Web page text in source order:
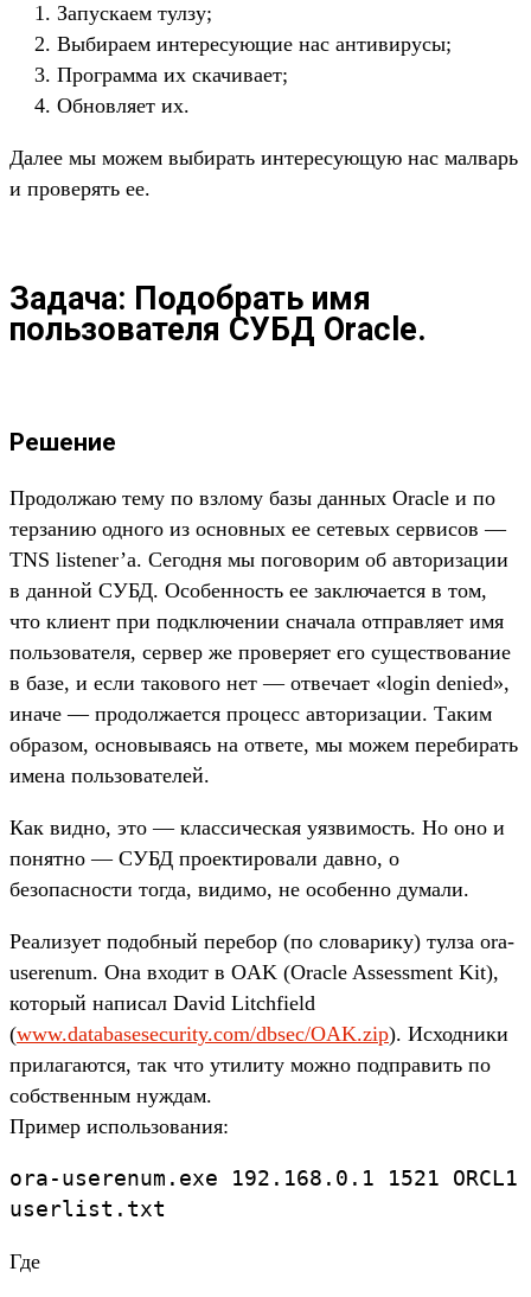
Запускаем тулзу;
Выбираем интересующие нас антивирусы;
Программа их скачивает;
Обновляет их.
Далее мы можем выбирать интересующую нас малварь
и проверять ее.
Задача: Подобрать имя
пользователя СУБД Oracle.
Решение
Продолжаю тему по взлому базы данных Oracle и по
терзанию одного из основных ее сетевых сервисов —
TNS listener’а. Сегодня мы поговорим об авторизации
в данной СУБД. Особенность ее заключается в том,
что клиент при подключении сначала отправляет имя
пользователя, сервер же проверяет его существование
в базе, и если такового нет — отвечает «login denied»,
иначе — продолжается процесс авторизации. Таким
образом, основываясь на ответе, мы можем перебирать
имена пользователей.
Как видно, это — классическая уязвимость. Но оно и
понятно — СУБД проектировали давно, о
безопасности тогда, видимо, не особенно думали.
Реализует подобный перебор (по словарику) тулза ora-
userenum. Она входит в OAK (Oracle Assessment Kit),
который написал David Litchfield
(www.databasesecurity.com/dbsec/OAK.zip). Исходники
прилагаются, так что утилиту можно подправить по
собственным нуждам.
Пример использования:
ora-userenum.exe 192.168.0.1 1521 ORCL1
userlist.txt
Где